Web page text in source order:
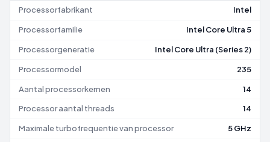
Processorfabrikant Intel
Processorfamilie Intel Core Ultra 5
Processorgeneratie Intel Core Ultra (Series 2)
Processormodel 235
Aantal processorkernen 14
Processor aantal threads 14
Maximale turbofrequentie van processor 5 GHz